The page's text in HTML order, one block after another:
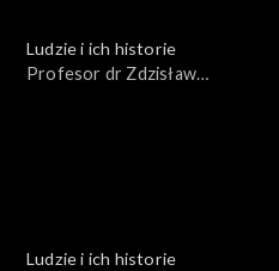
Ludzie i ich historie
Profesor dr Zdzisław
Ludzie i ich historie